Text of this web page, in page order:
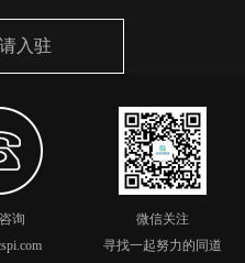
管理水平。
入驻
询
微信关注
寻找一起努力的同道